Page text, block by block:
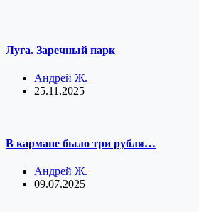
Луга. Заречный парк
Андрей Ж.
25.11.2025
В кармане было три рубля…
Андрей Ж.
09.07.2025